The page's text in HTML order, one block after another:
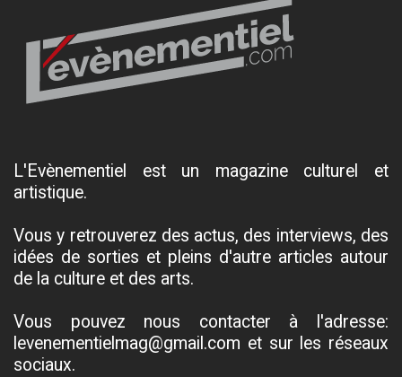
L'Evènementiel est un magazine culturel et
artistique.
Vous y retrouverez des actus, des interviews, des
idées de sorties et pleins d'autre articles autour
de la culture et des arts.
Vous pouvez nous contacter à l'adresse:
levenementielmag@gmail.com et sur les réseaux
sociaux.